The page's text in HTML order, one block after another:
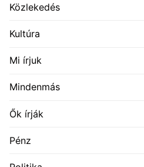
Közlekedés
Kultúra
Mi írjuk
Mindenmás
Ők írják
Pénz